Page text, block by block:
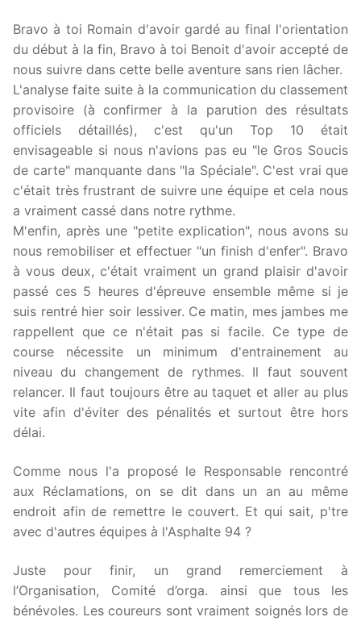
Bravo à toi Romain d'avoir gardé au final l'orientation
du début à la fin, Bravo à toi Benoit d'avoir accepté de
nous suivre dans cette belle aventure sans rien lâcher.
L'analyse faite suite à la communication du classement
provisoire (à confirmer à la parution des résultats
officiels détaillés), c'est qu'un Top 10 était
envisageable si nous n'avions pas eu "le Gros Soucis
de carte" manquante dans "la Spéciale". C'est vrai que
c'était très frustrant de suivre une équipe et cela nous
a vraiment cassé dans notre rythme.
M'enfin, après une "petite explication", nous avons su
nous remobiliser et effectuer "un finish d'enfer". Bravo
à vous deux, c'était vraiment un grand plaisir d'avoir
passé ces 5 heures d'épreuve ensemble même si je
suis rentré hier soir lessiver. Ce matin, mes jambes me
rappellent que ce n'était pas si facile. Ce type de
course nécessite un minimum d'entrainement au
niveau du changement de rythmes. Il faut souvent
relancer. Il faut toujours être au taquet et aller au plus
vite afin d'éviter des pénalités et surtout être hors
délai.
Comme nous l'a proposé le Responsable rencontré
aux Réclamations, on se dit dans un an au même
endroit afin de remettre le couvert. Et qui sait, p'tre
avec d'autres équipes à l'Asphalte 94 ?
Juste pour finir, un grand remerciement à
l’Organisation, Comité d’orga. ainsi que tous les
bénévoles. Les coureurs sont vraiment soignés lors de